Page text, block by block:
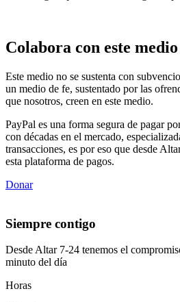
Colabora con este medio
Este medio no se sustenta con
un medio de fe, sustentado por las
que nosotros, creen en este medio.
PayPal es una forma segura de pagar
con décadas en el mercado,
transacciones, es por eso que desde
esta plataforma de pagos.
Donar
Siempre contigo
Desde Altar 7-24 tenemos el
minuto del día
Horas